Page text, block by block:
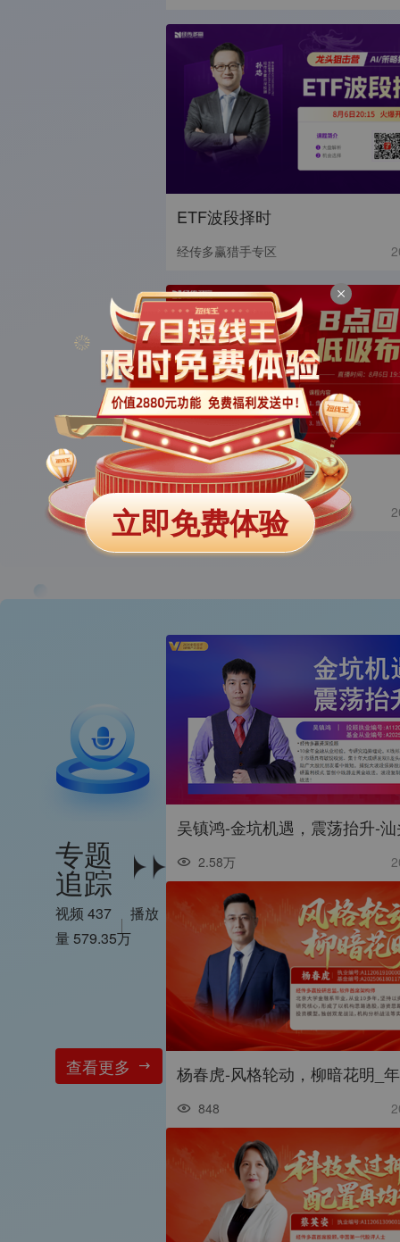
ETF波段择时
经传多赢猎手专区
B点回档，低吸布局
经传多赢短线王
专题
追踪
视频 437
播放
量 579.35万
查看更多
2.58万
848
立即免费体验